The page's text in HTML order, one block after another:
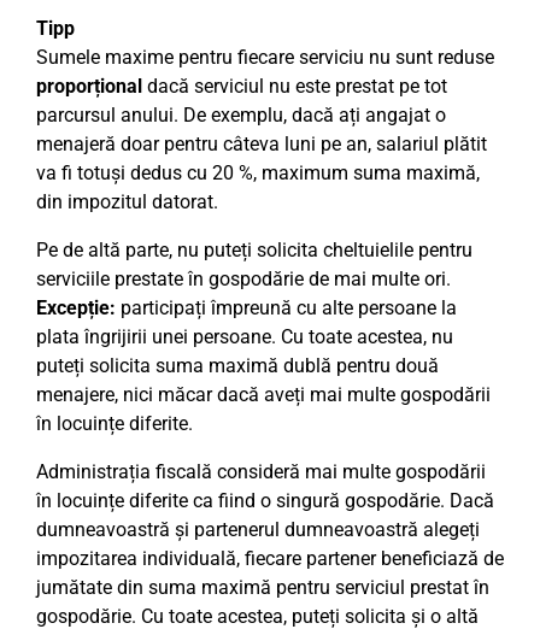
Tipp
Sumele maxime pentru fiecare serviciu nu sunt reduse
proporțional dacă serviciul nu este prestat pe tot
parcursul anului. De exemplu, dacă ați angajat o
menajeră doar pentru câteva luni pe an, salariul plătit
va fi totuși dedus cu 20 %, maximum suma maximă,
din impozitul datorat.
Pe de altă parte, nu puteți solicita cheltuielile pentru
serviciile prestate în gospodărie de mai multe ori.
Excepție: participați împreună cu alte persoane la
plata îngrijirii unei persoane. Cu toate acestea, nu
puteți solicita suma maximă dublă pentru două
menajere, nici măcar dacă aveți mai multe gospodării
în locuințe diferite.
Administrația fiscală consideră mai multe gospodării
în locuințe diferite ca fiind o singură gospodărie. Dacă
dumneavoastră și partenerul dumneavoastră alegeți
impozitarea individuală, fiecare partener beneficiază de
jumătate din suma maximă pentru serviciul prestat în
gospodărie. Cu toate acestea, puteți solicita și o altă